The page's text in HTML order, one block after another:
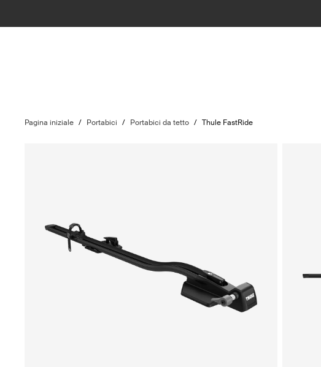
Pagina iniziale / Portabici / Portabici da tetto / Thule FastRide